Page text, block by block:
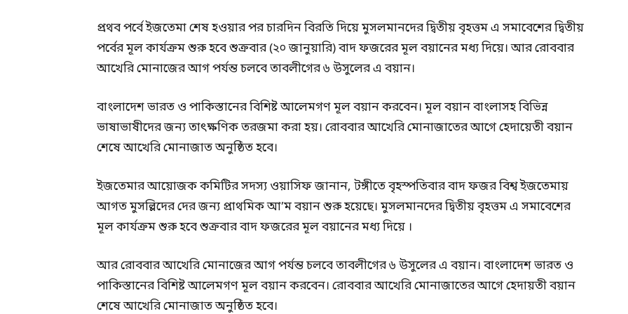
প্রথব পর্বে ইজতেমা শেষ হওয়ার পর চারদিন বিরতি দিয়ে মুসলমানদের দ্বিতীয় বৃহত্তম এ সমাবেশের দ্বিতীয়
পর্বের মূল কার্যক্রম শুরু হবে শুক্রবার (২০ জানুয়ারি) বাদ ফজরের মূল বয়ানের মধ্য দিয়ে। আর রোববার
আখেরি মোনাজের আগ পর্যন্ত চলবে তাবলীগের ৬ উসুলের এ বয়ান।
বাংলাদেশ ভারত ও পাকিস্তানের বিশিষ্ট আলেমগণ মূল বয়ান করবেন। মূল বয়ান বাংলাসহ বিভিন্ন
ভাষাভাষীদের জন্য তাৎক্ষণিক তরজমা করা হয়। রোববার আখেরি মোনাজাতের আগে হেদায়েতী বয়ান
শেষে আখেরি মোনাজাত অনুষ্ঠিত হবে।
ইজতেমার আয়োজক কমিটির সদস্য ওয়াসিফ জানান, টঙ্গীতে বৃহস্পতিবার বাদ ফজর বিশ্ব ইজতেমায়
আগত মুসল্লিদের দের জন্য প্রাথমিক আ’ম বয়ান শুরু হয়েছে। মুসলমানদের দ্বিতীয় বৃহত্তম এ সমাবেশের
মূল কার্যক্রম শুরু হবে শুক্রবার বাদ ফজরের মূল বয়ানের মধ্য দিয়ে ।
আর রোববার আখেরি মোনাজের আগ পর্যন্ত চলবে তাবলীগের ৬ উসুলের এ বয়ান। বাংলাদেশ ভারত ও
পাকিস্তানের বিশিষ্ট আলেমগণ মূল বয়ান করবেন। রোববার আখেরি মোনাজাতের আগে হেদায়তী বয়ান
শেষে আখেরি মোনাজাত অনুষ্ঠিত হবে।